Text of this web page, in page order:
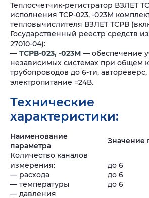
Теплосчетчик-регистратор ВЗЛЕТ
исполнения ТСР-023, -023М
тепловычислителя ВЗЛЕТ ТСРВ
Государственный реестр средств
27010-04):
— ТСРВ-023, -023М — обеспечение
независимых системах при общем
трубопроводов до 6-ти, автореверс,
электропитание =24В.
Технические
характеристики:
Наименование
параметра
Значение
Количество каналов
измерения:
— расхода
— температуры
— давления
до 6
до 6
до 6